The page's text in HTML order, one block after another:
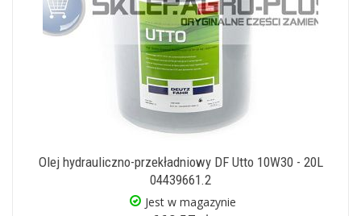
Olej hydrauliczno-przekładniowy DF Utto 10W30 - 20L
04439661.2
Jest w magazynie